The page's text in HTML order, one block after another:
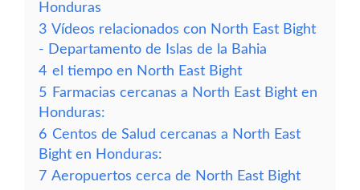
Honduras
3 Vídeos relacionados con North East Bight
- Departamento de Islas de la Bahia
4 el tiempo en North East Bight
5 Farmacias cercanas a North East Bight en
Honduras:
6 Centos de Salud cercanas a North East
Bight en Honduras:
7 Aeropuertos cerca de North East Bight